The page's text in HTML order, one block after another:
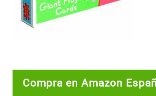
Compra en Amazon